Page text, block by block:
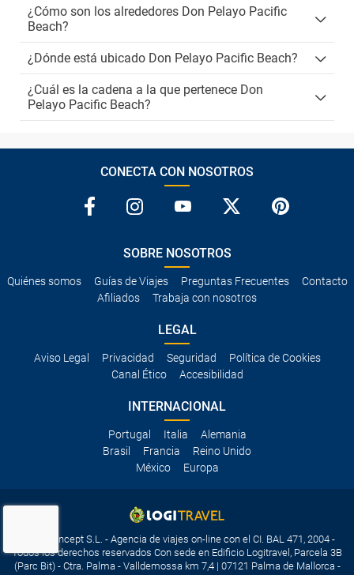
¿Cómo son los alrededores Don Pelayo Pacific
Beach?
¿Dónde está ubicado Don Pelayo Pacific Beach?
¿Cuál es la cadena a la que pertenece Don
Pelayo Pacific Beach?
CONECTA CON NOSOTROS
SOBRE NOSOTROS
Quiénes somos Guías de Viajes Preguntas Frecuentes
Contacto
Afiliados
Trabaja con nosotros
LEGAL
Aviso Legal Privacidad Seguridad
Política de Cookies
Canal Ético
Accesibilidad
INTERNACIONAL
Portugal Italia
Alemania
Brasil
Francia
Reino Unido
México
Europa
Travelconcept S.L. - Agencia de viajes on-line con el CI. BAL 471, 2004 -
Todos los derechos reservados Con sede en Edificio Logitravel, Parcela 3B
(Parc Bit) - Ctra. Palma - Valldemossa km 7,4 | 07121 Palma de Mallorca -